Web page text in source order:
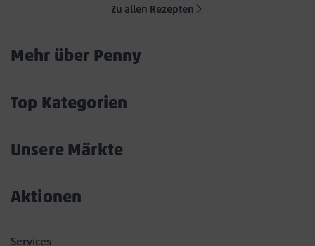
Zu allen Rezepten
Mehr über Penny
Top Kategorien
Unsere Märkte
Aktionen
Services